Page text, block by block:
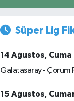
Süper Lig
14 Ağustos, Cuma
Galatasaray - Çorum
15 Ağustos,